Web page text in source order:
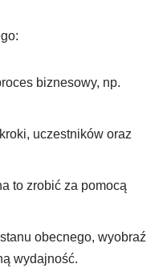
biznesowy, np.
uczestników oraz
to zrobić za pomocą
obecnego, wyobraź
wydajność.